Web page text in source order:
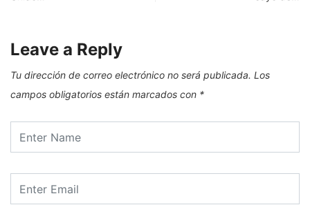
Leave a Reply
Tu dirección de correo electrónico no será publicada. Los
campos obligatorios están marcados con *